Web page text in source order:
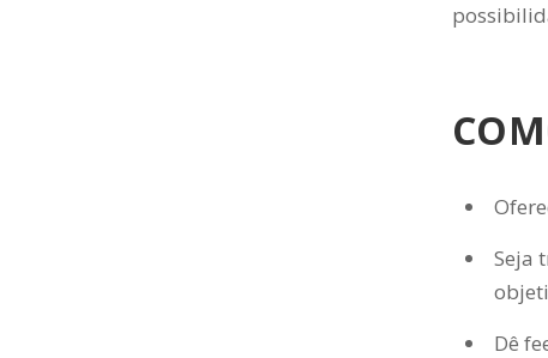
Seja
Dê